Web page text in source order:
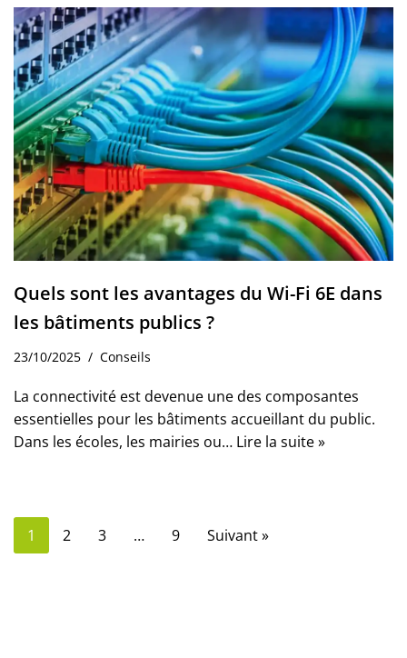
Quels sont les avantages du Wi-Fi 6E dans
les bâtiments publics ?
23/10/2025 Conseils
La connectivité est devenue une des composantes
essentielles pour les bâtiments accueillant du public.
Dans les écoles, les mairies ou… Lire la suite »
1 2 3 … 9 Suivant »